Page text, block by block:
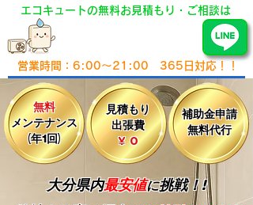
エコキュートの無料お見積もり・ご相談は
営業時間：6:00～21:00 365日対応！！
大分県内最安値に挑戦！!
無料
メンテナンス
(年1回)
見積もり
出張費
​¥ 0
補助金申請
無料代行